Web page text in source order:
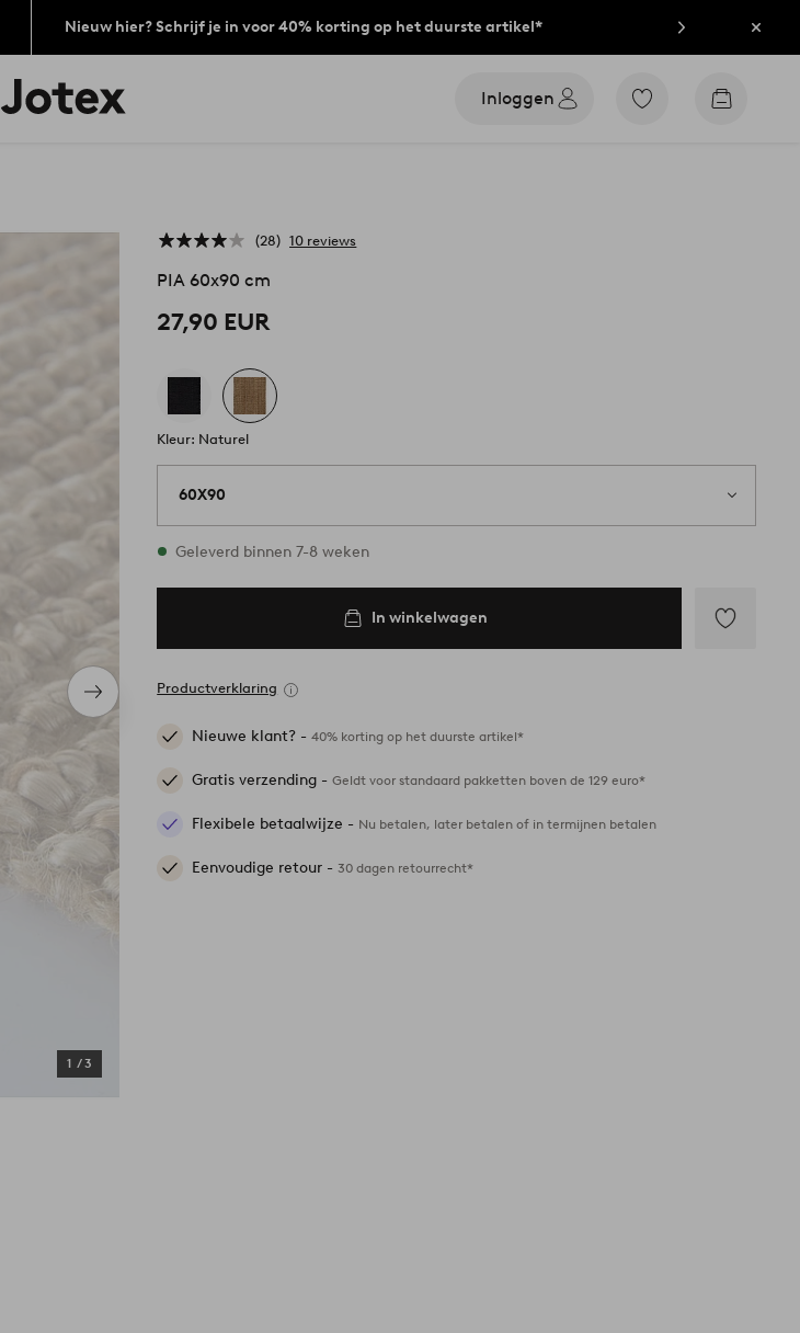
Nieuw hier? Schrijf je in voor 40% korting op het duurste artikel*
Jotex
logo
Inloggen
Ga
Go
Volgend
item
1 /3
28 10 reviews
PIA 60x90 cm
27,90 EUR
Kleur: Naturel
60X90
Op voorraad
Geleverd binnen 7-8 weken
In winkelwagen
Productverklaring
Nieuwe klant? -40% korting op het duurste artikel*
Gratis verzending -Geldt voor standaard pakketten boven de 129 euro*
Flexibele betaalwijze - Nu betalen, later betalen of in termijnen betalen
Eenvoudige retour -30 dagen retourrecht*